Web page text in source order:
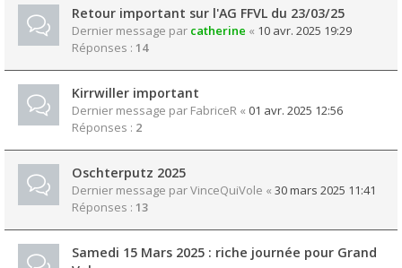
Retour important sur l'AG FFVL du 23/03/25
Dernier message par catherine « 10 avr. 2025 19:29
Réponses : 14
Kirrwiller important
Dernier message par FabriceR « 01 avr. 2025 12:56
Réponses : 2
Oschterputz 2025
Dernier message parVinceQuiVole « 30 mars 2025 11:41
Réponses : 13
Samedi 15 Mars 2025 : riche journée pour Grand